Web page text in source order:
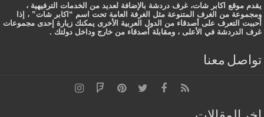
يقدم موقع اكابر شات، غرف دردشة بالإضافة لعديد من الخدمات الترفيهية ،
ومجموعة من الغرف المتنوعة مثل الغرفة العامة تحت اسم “اكابر شات” ، إذا
أحببت التعرف على أصدقاء من الدول العربية الأخرى يمكنك زيارة إحدى مجموعات
غرف الدردشة في الأعلى ، ومقابلة أصدقاء من خارج وداخل دولتك .
تواصل معنا